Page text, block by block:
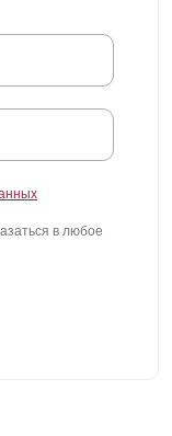
в любое